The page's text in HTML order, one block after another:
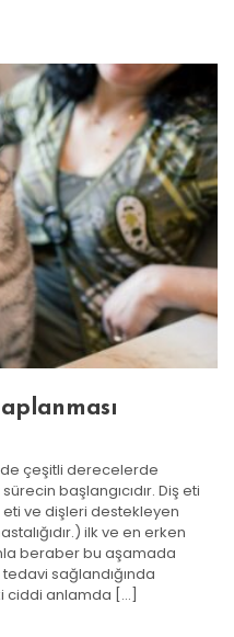
çeşitli derecelerde
başlangıcıdır. Diş eti
eti ve dişleri destekleyen
ilk ve en erken
beraber bu aşamada
sağlandığında
ciddi anlamda […]